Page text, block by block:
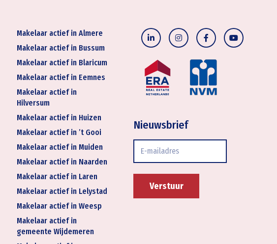
Makelaar actief in Almere
Makelaar actief in Bussum
Makelaar actief in Blaricum
Makelaar actief in Eemnes
Makelaar actief in
Hilversum
Makelaar actief in Huizen
Makelaar actief in ’t Gooi
Makelaar actief in Muiden
Makelaar actief in Naarden
Makelaar actief in Laren
Makelaar actief in Lelystad
Makelaar actief in Weesp
Makelaar actief in
gemeente Wijdemeren
Nieuwsbrief